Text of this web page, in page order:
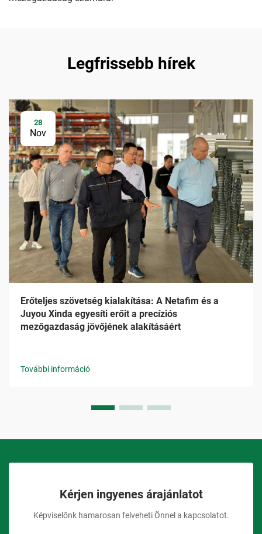
Legfrissebb hírek
28
Nov
Erőteljes szövetség kialakítása: A Netafim és a
Juyou Xinda egyesíti erőit a precíziós
mezőgazdaság jövőjének alakításáért
További információ
Kérjen ingyenes árajánlatot
Képviselőnk hamarosan felveheti Önnel a kapcsolatot.